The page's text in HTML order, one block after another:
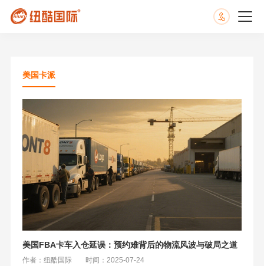
美国卡派
美国FBA卡车入仓延误：预约难背后的物流风波与破局之道
作者：纽酷国际 时间：2025-07-24